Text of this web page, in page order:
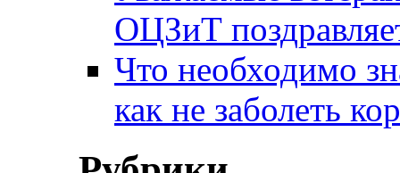
ОЦЗиТ
Что необходимо
как не заболеть